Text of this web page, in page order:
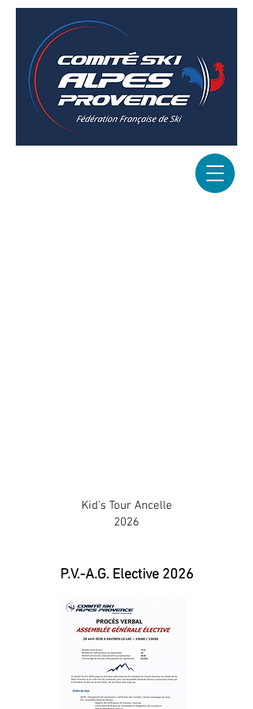
Kid's Tour Ancelle
2026
P.V.-A.G. Elective 2026